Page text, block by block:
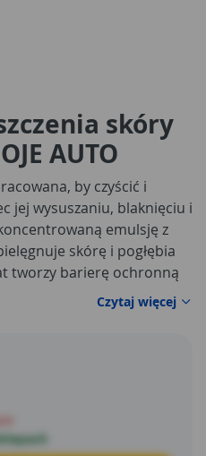
skóry
AUTO
by czyścić i
jej wysuszaniu, blaknięciu i
emulsję z
skórę i pogłębia
tworzy barierę ochronną
UV i utlenianiem.
Czytaj więcej